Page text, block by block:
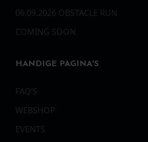
06.09.2026 OBSTACLE RUN
COMING SOON
HANDIGE PAGINA'S
FAQ’S
WEBSHOP
EVENTS